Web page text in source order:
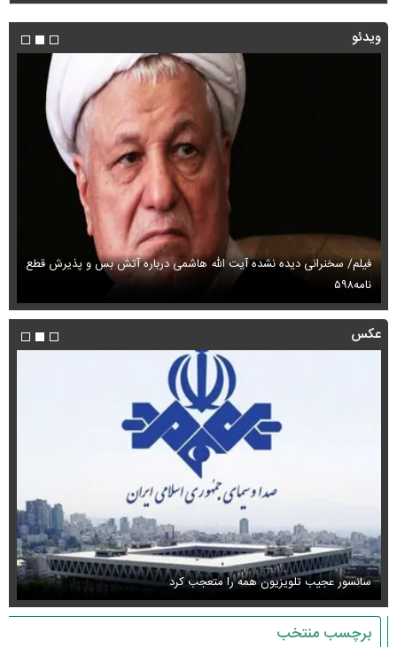
ویدئو
فیلم/ سخنرانی دیده نشده آیت الله هاشمی درباره آتش بس و پذیرش قطع
نامه۵۹۸
عکس
سانسور عجیب تلویزیون همه را متعجب کرد
برچسب منتخب